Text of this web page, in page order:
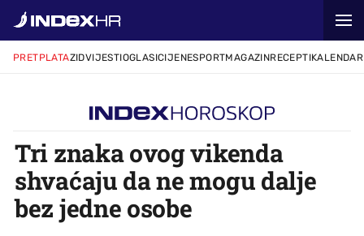
PRETPLATAZIDVIJESTIOGLASICIJENESPORTMAGAZINRECEPTIKALENDAR
Tri znaka ovog vikenda
shvaćaju da ne mogu dalje
bez jedne osobe